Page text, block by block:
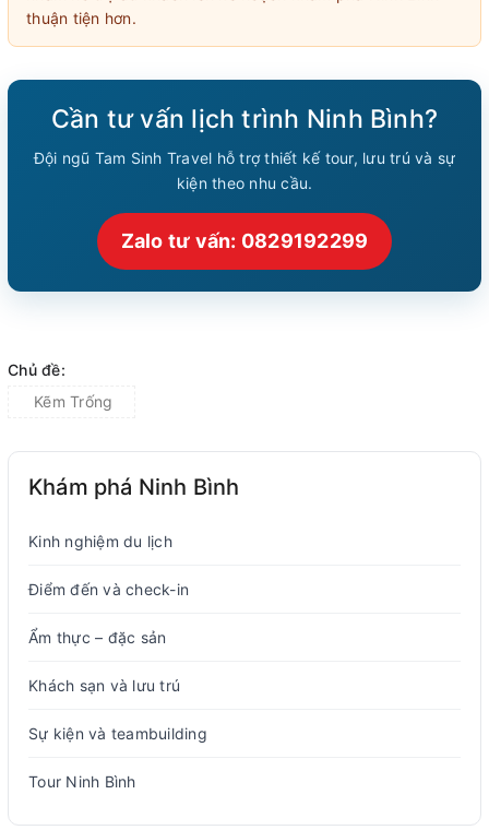
thuận tiện hơn.
Cần tư vấn lịch trình Ninh Bình?
Đội ngũ Tam Sinh Travel hỗ trợ thiết kế tour, lưu trú và sự
kiện theo nhu cầu.
Zalo tư vấn: 0829192299
Chủ đề:
Kẽm Trống
Khám phá Ninh Bình
Kinh nghiệm du lịch
Điểm đến và check-in
Ẩm thực – đặc sản
Khách sạn và lưu trú
Sự kiện và teambuilding
Tour Ninh Bình